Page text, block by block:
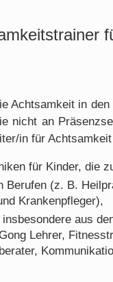
Achtsamkeit in
nicht an
in für
für Kinder, die
(z. B.
Krankenpfleger),
aus
Lehrer,